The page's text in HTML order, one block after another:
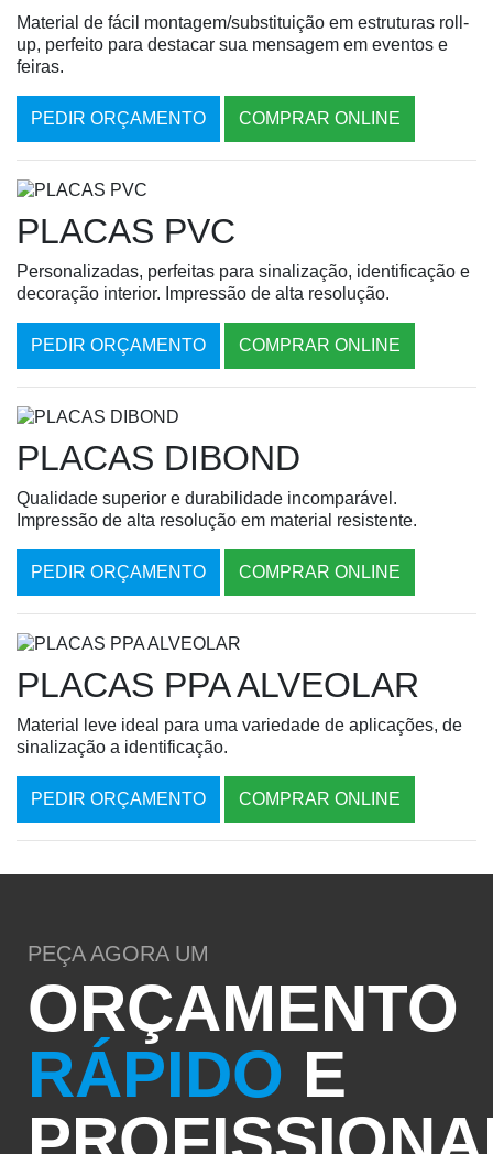
Material de fácil montagem/substituição em estruturas roll-
up, perfeito para destacar sua mensagem em eventos e
feiras.
PEDIR ORÇAMENTO COMPRAR ONLINE
PLACAS PVC
Personalizadas, perfeitas para sinalização, identificação e
decoração interior. Impressão de alta resolução.
PEDIR ORÇAMENTO COMPRAR ONLINE
PLACAS DIBOND
Qualidade superior e durabilidade incomparável.
Impressão de alta resolução em material resistente.
PEDIR ORÇAMENTO COMPRAR ONLINE
PLACAS PPA ALVEOLAR
Material leve ideal para uma variedade de aplicações, de
sinalização a identificação.
PEDIR ORÇAMENTO COMPRAR ONLINE
PEÇA AGORA UM
ORÇAMENTO
RÁPIDO E